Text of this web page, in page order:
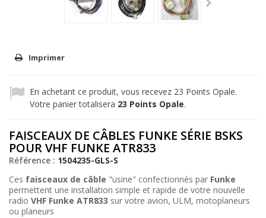
Imprimer
En achetant ce produit, vous recevez 23 Points Opale.
Votre panier totalisera 23 Points Opale.
FAISCEAUX DE CÂBLES FUNKE SÉRIE BSKS
POUR VHF FUNKE ATR833
Référence : 1504235-GLS-S
Ces faisceaux de câble "usine" confectionnés par Funke
permettent une installation simple et rapide de votre nouvelle
radio VHF Funke ATR833 sur votre avion, ULM, motoplaneurs
ou planeurs